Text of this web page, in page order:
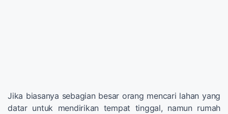
Jika biasanya sebagian besar orang mencari lahan yang
datar untuk mendirikan tempat tinggal, namun rumah